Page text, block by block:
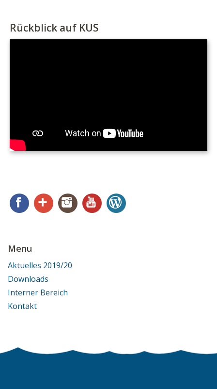
Rückblick auf KUS
FacebookGoogle+ InstagramYouTube
Menu
Aktuelles 2019/20
Downloads
Interner Bereich
Kontakt